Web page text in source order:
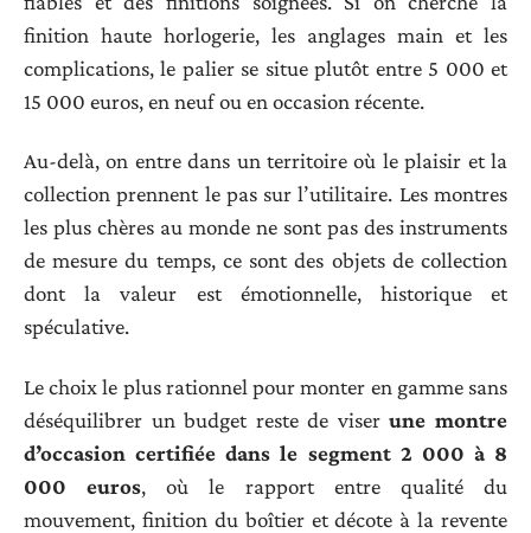
finition haute horlogerie, les anglages main et les
complications, le palier se situe plutôt entre 5 000 et
15 000 euros, en neuf ou en occasion récente.
Au-delà, on entre dans un territoire où le plaisir et la
collection prennent le pas sur l’utilitaire. Les montres
les plus chères au monde ne sont pas des instruments
de mesure du temps, ce sont des objets de collection
dont la valeur est émotionnelle, historique et
spéculative.
Le choix le plus rationnel pour monter en gamme sans
déséquilibrer un budget reste de viserune montre
d’occasion certifiée dans le segment 2 000 à 8
000 euros, où le rapport entre qualité du
mouvement, finition du boîtier et décote à la revente